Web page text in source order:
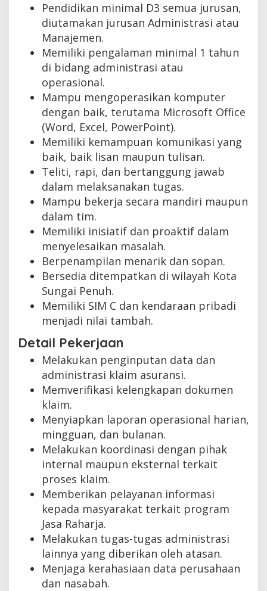
Pendidikan minimal D3 semua jurusan,
diutamakan jurusan Administrasi atau
Manajemen.
Memiliki pengalaman minimal 1 tahun
di bidang administrasi atau
operasional.
Mampu mengoperasikan komputer
dengan baik, terutama Microsoft Office
(Word, Excel, PowerPoint).
Memiliki kemampuan komunikasi yang
baik, baik lisan maupun tulisan.
Teliti, rapi, dan bertanggung jawab
dalam melaksanakan tugas.
Mampu bekerja secara mandiri maupun
dalam tim.
Memiliki inisiatif dan proaktif dalam
menyelesaikan masalah.
Berpenampilan menarik dan sopan.
Bersedia ditempatkan di wilayah Kota
Sungai Penuh.
Memiliki SIM C dan kendaraan pribadi
menjadi nilai tambah.
Detail Pekerjaan
Melakukan penginputan data dan
administrasi klaim asuransi.
Memverifikasi kelengkapan dokumen
klaim.
Menyiapkan laporan operasional harian,
mingguan, dan bulanan.
Melakukan koordinasi dengan pihak
internal maupun eksternal terkait
proses klaim.
Memberikan pelayanan informasi
kepada masyarakat terkait program
Jasa Raharja.
Melakukan tugas-tugas administrasi
lainnya yang diberikan oleh atasan.
Menjaga kerahasiaan data perusahaan
dan nasabah.